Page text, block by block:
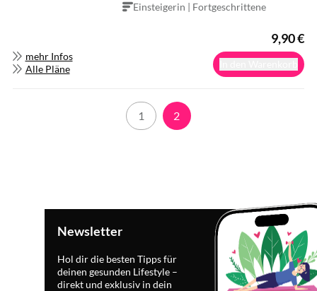
Einsteigerin | Fortgeschrittene
mehr Infos
Alle Pläne
9,90€
1 2
Newsletter
Hol dir die besten Tipps für
deinen gesunden Lifestyle –
direkt und exklusiv in dein